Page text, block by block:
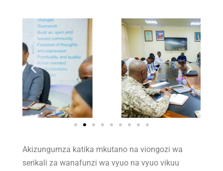
Akizungumza katika mkutano na viongozi wa
serikali za wanafunzi wa vyuo na vyuo vikuu